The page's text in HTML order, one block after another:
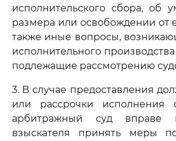
исполнительского сбора, об
размера или освобождении от
также иные вопросы,
исполнительного
подлежащие рассмотрению
3. В случае предоставления
или рассрочки исполнения
арбитражный суд вправе
взыскателя принять меры